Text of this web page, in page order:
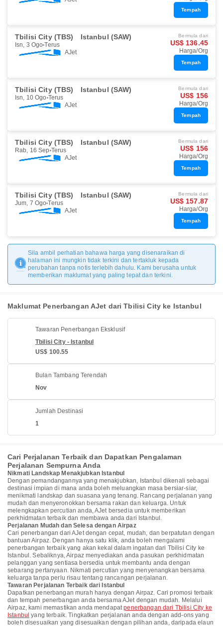
Tempah
Tbilisi City (TBS) Istanbul (SAW)
Isn, 3 Ogo Terus
AJet
Bermula dari
US$ 136.45
Harga/Org
Tempah
Tbilisi City (TBS) Istanbul (SAW)
Isn, 10 Ogo Terus
AJet
Bermula dari
US$ 156
Harga/Org
Tempah
Tbilisi City (TBS) Istanbul (SAW)
Rab, 16 Sep Terus
AJet
Bermula dari
US$ 156
Harga/Org
Tempah
Tbilisi City (TBS) Istanbul (SAW)
Jum, 7 Ogo Terus
AJet
Bermula dari
US$ 157.87
Harga/Org
Tempah
Sila ambil perhatian bahawa harga yang disenaraikan di
halaman ini mungkin tidak terkini dan tertakluk kepada
perubahan tanpa notis terlebih dahulu. Kami berusaha untuk
memberikan maklumat yang paling tepat dan terkini.
Maklumat Penerbangan AJet dari Tbilisi City ke Istanbul
Tawaran Penerbangan Eksklusif
Tbilisi City - Istanbul
US$ 100.55
Bulan Tambang Terendah
Nov
Jumlah Destinasi
1
Cari Perjalanan Terbaik dan Dapatkan Pengalaman
Perjalanan Sempurna Anda
Nikmati Landskap Menakjubkan Istanbul
Dengan pemandangannya yang menakjubkan, Istanbul dikenali sebagai
destinasi impian di mana anda boleh meluangkan masa bersiar-siar,
menikmati landskap dan suasana yang tenang. Rancang perjalanan yang
mudah dan menyeronokkan bersama rakan dan keluarga. Untuk
melengkapkan percutian anda, AJet bersedia untuk memberikan
perkhidmatan terbaik dan membawa anda dari Istanbul.
Perjalanan Mudah dan Selesa dengan Airpaz
Cari penerbangan dari AJet dengan cepat, mudah, dan berpatutan dengan
bantuan Airpaz. Dengan hanya satu klik, anda boleh mengalami
penerbangan terbaik yang akan kekal dalam ingatan dari Tbilisi City ke
Istanbul. Sebaliknya, Airpaz menyediakan anda pasukan perkhidmatan
pelanggan yang sentiasa bersedia untuk membantu anda dengan
sebarang pertanyaan. Nikmati percutian yang menyenangkan bersama
keluarga tanpa perlu risau tentang rancangan perjalanan.
Tawaran Perjalanan Terbaik dari Istanbul
Dapatkan penerbangan murah hanya dengan Airpaz. Cari promosi terbaik
dan tempah penerbangan anda bersama AJet dengan mudah. Melalui
Airpaz, kami memastikan anda mendapatpenerbangan dari Tbilisi City ke
Istanbul yang terbaik. Tingkatkan perjalanan anda dengan add-ons yang
boleh disesuaikan yang disesuaikan dengan pilihan anda, daripada elaun